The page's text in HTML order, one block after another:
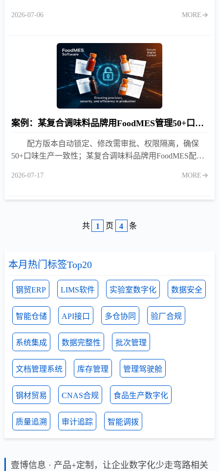
所需的电子化记录，减少90%人工核对工作量，提升审核
2026-07-06 MORE
案例：某复合调味料品牌用FoodMES管理50+口味配方库
配方版本自动锁定、修改需审批、权限隔离，确保
50+口味生产一致性；某复合调味料品牌用FoodMES配方
2026-07-17 MORE
本月热门标签Top20
钢贸ERP LIMS软件 实验室数字化 数据安全
智能仓储 API接口 多仓协同 验厂合规
系统集成 数据完整性 批次管理
文档管理系统 库存管理 管理驾驶舱
钢材贸易 CNAS合规 食品生产数字化
质量追溯 审计追踪 智能调拨
共 1 页 4 条
壹博信息 · 产品+定制，让企业数字化少走弯路相关